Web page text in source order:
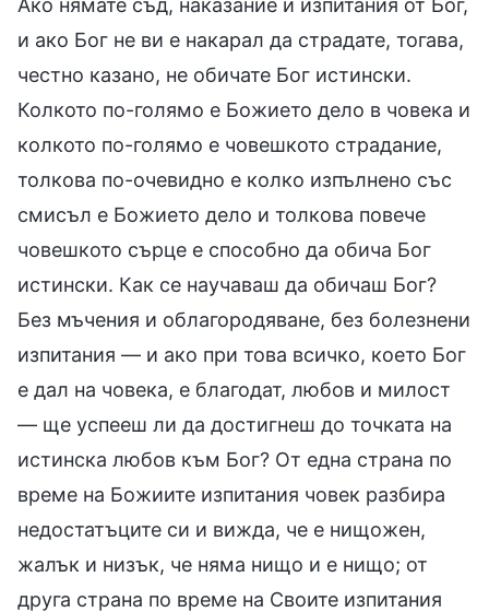
и ако Бог не ви е накарал да страдате, тогава,
честно казано, не обичате Бог истински.
Колкото по-голямо е Божието дело в човека и
колкото по-голямо е човешкото страдание,
толкова по-очевидно е колко изпълнено със
смисъл е Божието дело и толкова повече
човешкото сърце е способно да обича Бог
истински. Как се научаваш да обичаш Бог?
Без мъчения и облагородяване, без болезнени
изпитания — и ако при това всичко, което Бог
е дал на човека, е благодат, любов и милост
— ще успееш ли да достигнеш до точката на
истинска любов към Бог? От една страна по
време на Божиите изпитания човек разбира
недостатъците си и вижда, че е нищожен,
жалък и низък, че няма нищо и е нищо; от
друга страна по време на Своите изпитания